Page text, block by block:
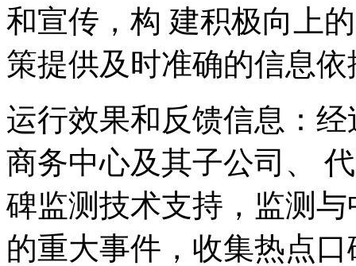
和宣传，构 建积极向上
策提供及时准确的信息依
运行效果和反馈信息：
商务中心及其子公司、
碑监测技术支持，监测
的重大事件，收集热点